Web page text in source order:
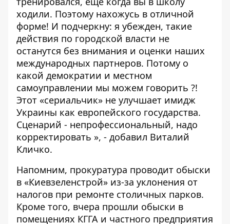
ходили. Поэтому нахожусь в отличной
форме! И подчеркну: я убежден, такие
действия по городской власти не
останутся без внимания и оценки наших
международных партнеров. Потому о
какой демократии и местном
самоуправлении мы можем говорить ?!
Этот «сериальчик» не улучшает имидж
Украины как европейского государства.
Сценарий - непрофессиональный, надо
корректировать », - добавил Виталий
Кличко.
Напомним, прокуратура проводит обыски
в «Киевзеленстрой» из-за уклонения от
налогов при ремонте столичных парков.
Кроме того, вчера прошли обыски в
помещениях КГГА и частного предприятия